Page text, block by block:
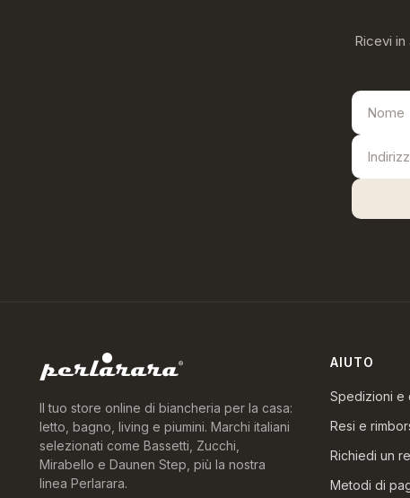
Ricevi
Il tuo store online di biancheria per la casa:
letto, bagno, living e piumini. Marchi italiani
selezionati come Bassetti, Zucchi,
Mirabello e Daunen Step, più la nostra
linea Perlarara.
AIUTO
Spedizioni e
Resi e
Richiedi un
Metodi di